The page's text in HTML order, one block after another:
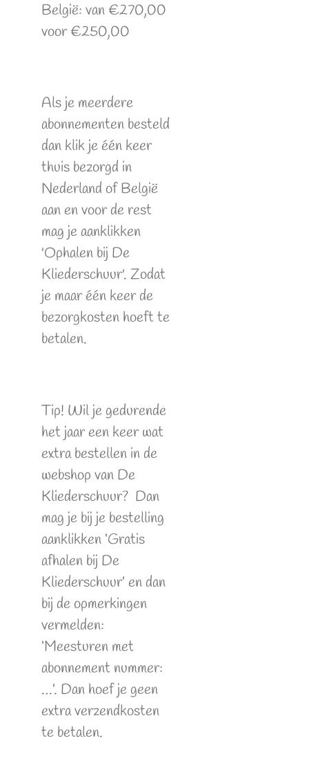
België: van €270,00
voor €250,00
Als je meerdere
abonnementen besteld
dan klik je één keer
thuis bezorgd in
Nederland of België
aan en voor de rest
mag je aanklikken
'Ophalen bij De
Kliederschuur'. Zodat
je maar één keer de
bezorgkosten hoeft te
betalen.
Tip! Wil je gedurende
het jaar een keer wat
extra bestellen in de
webshop van De
Kliederschuur? Dan
mag je bij je bestelling
aanklikken ‘Gratis
afhalen bij De
Kliederschuur’ en dan
bij de opmerkingen
vermelden:
‘Meesturen met
abonnement nummer:
…’. Dan hoef je geen
extra verzendkosten
te betalen.